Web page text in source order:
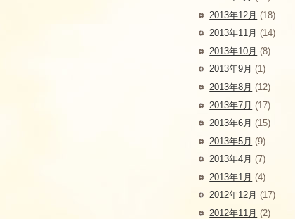
2013年12月 (18)
2013年11月 (14)
2013年10月 (8)
2013年9月 (1)
2013年8月 (12)
2013年7月 (17)
2013年6月 (15)
2013年5月 (9)
2013年4月 (7)
2013年1月 (4)
2012年12月 (17)
2012年11月 (2)